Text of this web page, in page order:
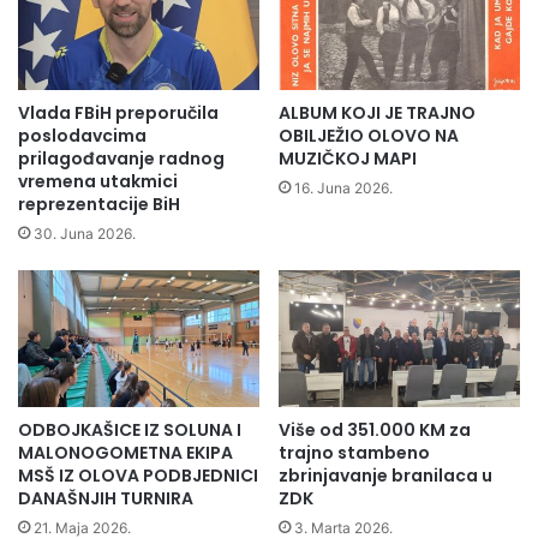
r
u
b
r
i
š
v
ć
p
o
b
j
e
d
i
n
r
o
i
z
v
o
d
n
a
s
t
a
v
a
c
a
Vlada FBiH preporučila
poslodavcima
prilagođavanje radnog
vremena utakmici
reprezentacije BiH
30. Juna 2026.
ALBUM KOJI JE TRAJNO
OBILJEŽIO OLOVO NA
MUZIČKOJ MAPI
16. Juna 2026.
ODBOJKAŠICE IZ SOLUNA I
MALONOGOMETNA EKIPA
MSŠ IZ OLOVA PODBJEDNICI
DANAŠNJIH TURNIRA
21. Maja 2026.
Više od 351.000 KM za
trajno stambeno
zbrinjavanje branilaca u
ZDK
3. Marta 2026.